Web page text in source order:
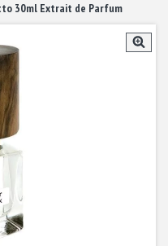
30ml Extrait de Parfum